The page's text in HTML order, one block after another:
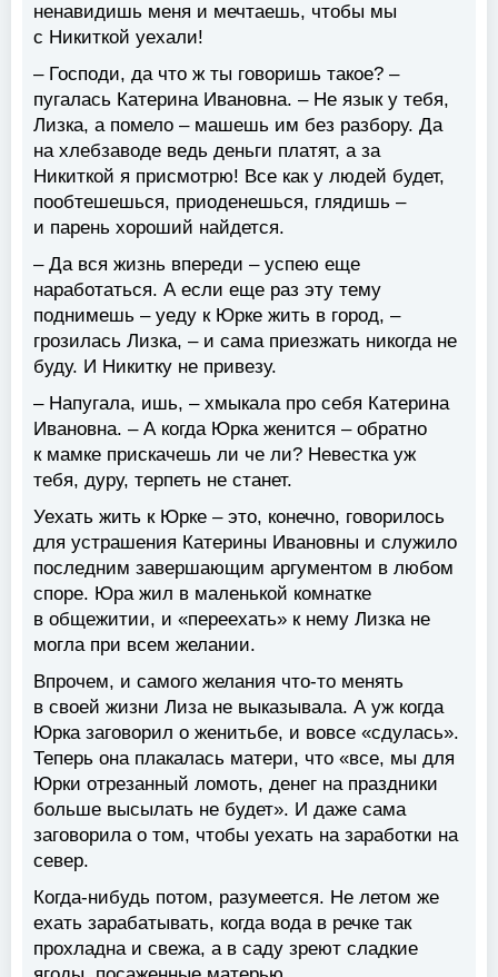
ненавидишь меня и мечтаешь, чтобы мы
с Никиткой уехали!
– Господи, да что ж ты говоришь такое? –
пугалась Катерина Ивановна. – Не язык у тебя,
Лизка, а помело – машешь им без разбору. Да
на хлебзаводе ведь деньги платят, а за
Никиткой я присмотрю! Все как у людей будет,
пообтешешься, приоденешься, глядишь –
и парень хороший найдется.
– Да вся жизнь впереди – успею еще
наработаться. А если еще раз эту тему
поднимешь – уеду к Юрке жить в город, –
грозилась Лизка, – и сама приезжать никогда не
буду. И Никитку не привезу.
– Напугала, ишь, – хмыкала про себя Катерина
Ивановна. – А когда Юрка женится – обратно
к мамке прискачешь ли че ли? Невестка уж
тебя, дуру, терпеть не станет.
Уехать жить к Юрке – это, конечно, говорилось
для устрашения Катерины Ивановны и служило
последним завершающим аргументом в любом
споре. Юра жил в маленькой комнатке
в общежитии, и «переехать» к нему Лизка не
могла при всем желании.
Впрочем, и самого желания что-то менять
в своей жизни Лиза не выказывала. А уж когда
Юрка заговорил о женитьбе, и вовсе «сдулась».
Теперь она плакалась матери, что «все, мы для
Юрки отрезанный ломоть, денег на праздники
больше высылать не будет». И даже сама
заговорила о том, чтобы уехать на заработки на
север.
Когда-нибудь потом, разумеется. Не летом же
ехать зарабатывать, когда вода в речке так
прохладна и свежа, а в саду зреют сладкие